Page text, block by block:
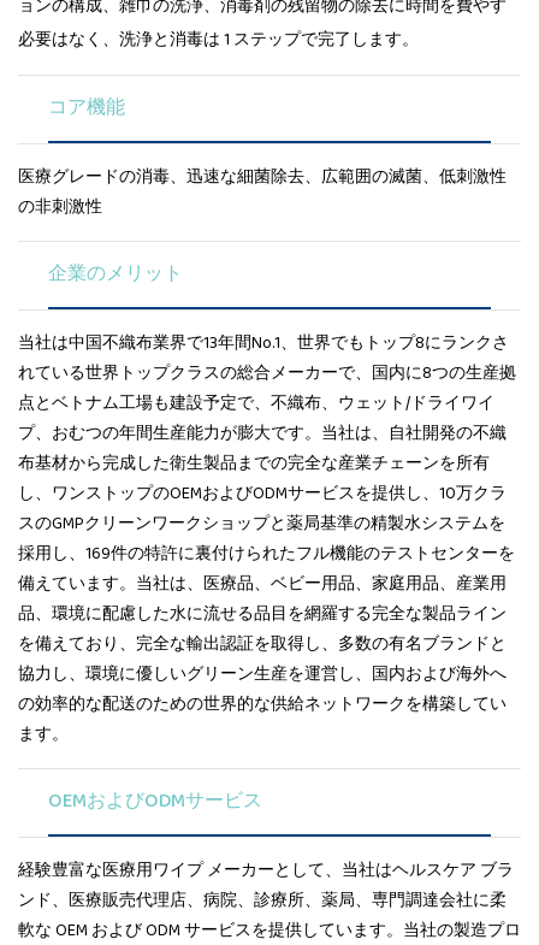
ョンの構成、雑巾の洗浄、消毒剤の残留物の除去に時間を費やす
必要はなく、洗浄と消毒は 1 ステップで完了します。
コア機能
医療グレードの消毒、迅速な細菌除去、広範囲の滅菌、低刺激性
の非刺激性
企業のメリット
当社は中国不織布業界で13年間No.1、世界でもトップ8にランクさ
れている世界トップクラスの総合メーカーで、国内に8つの生産拠
点とベトナム工場も建設予定で、不織布、ウェット/ドライワイ
プ、おむつの年間生産能力が膨大です。当社は、自社開発の不織
布基材から完成した衛生製品までの完全な産業チェーンを所有
し、ワンストップのOEMおよびODMサービスを提供し、10万クラ
スのGMPクリーンワークショップと薬局基準の精製水システムを
採用し、169件の特許に裏付けられたフル機能のテストセンターを
備えています。当社は、医療品、ベビー用品、家庭用品、産業用
品、環境に配慮した水に流せる品目を網羅する完全な製品ライン
を備えており、完全な輸出認証を取得し、多数の有名ブランドと
協力し、環境に優しいグリーン生産を運営し、国内および海外へ
の効率的な配送のための世界的な供給ネットワークを構築してい
ます。
OEMおよびODMサービス
経験豊富な医療用ワイプ メーカーとして、当社はヘルスケア ブラ
ンド、医療販売代理店、病院、診療所、薬局、専門調達会社に柔
軟な OEM および ODM サービスを提供しています。当社の製造プロ